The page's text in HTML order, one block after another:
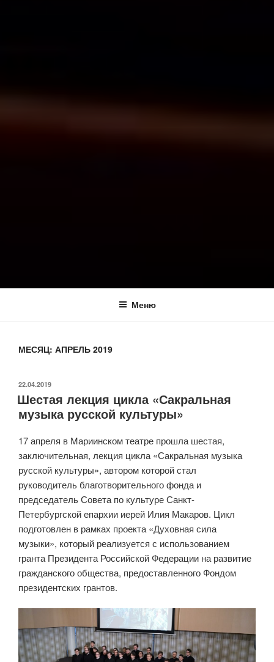
Меню
МЕСЯЦ: АПРЕЛЬ 2019
ОПУБЛИКОВАНО
22.04.2019
Шестая лекция цикла «Сакральная
музыка русской культуры»
17 апреля в Мариинском театре прошла шестая,
заключительная, лекция цикла «Сакральная музыка
русской культуры», автором которой стал
руководитель благотворительного фонда и
председатель Совета по культуре Санкт-
Петербургской епархии иерей Илия Макаров. Цикл
подготовлен в рамках проекта «Духовная сила
музыки», который реализуется с использованием
гранта Президента Российской Федерации на развитие
гражданского общества, предоставленного Фондом
президентских грантов.